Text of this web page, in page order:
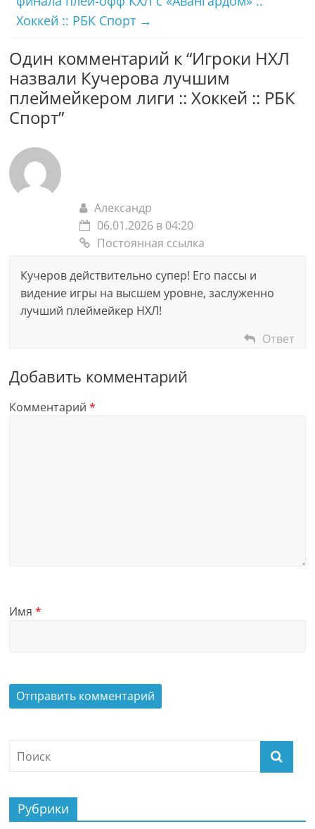
Хоккей :: РБК Спорт →
Один комментарий к “Игроки НХЛ
назвали Кучерова лучшим
плеймейкером лиги :: Хоккей :: РБК
Спорт”
Александр
06.01.2026 в 04:20
Постоянная ссылка
Кучеров действительно супер! Его пассы и
видение игры на высшем уровне, заслуженно
лучший плеймейкер НХЛ!
Ответ
Добавить комментарий
Комментарий*
Имя*
Рубрики